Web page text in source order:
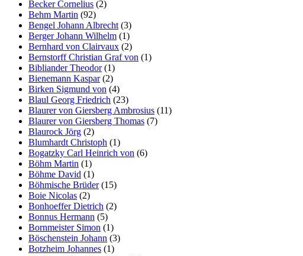
Becker Cornelius (2)
Behm Martin (92)
Bengel Johann Albrecht (3)
Berger Johann Wilhelm (1)
Bernhard von Clairvaux (2)
Bernstorff Christian Graf von (1)
Bibliander Theodor(1)
Bienemann Kaspar(2)
Birken Sigmund von (4)
Blaul Georg Friedrich (23)
Blaurer von Giersberg Ambrosius (11)
Blaurer von Giersberg Thomas (7)
Blaurock Jörg (2)
Blumhardt Christoph (1)
Bogatzky Carl Heinrich von (6)
Böhm Martin (1)
Böhme David (1)
Böhmische Brüder(15)
Boie Nicolas (2)
Bonhoeffer Dietrich (2)
Bonnus Hermann (5)
Bornmeister Simon (1)
Böschenstein Johann (3)
Botzheim Johannes (1)